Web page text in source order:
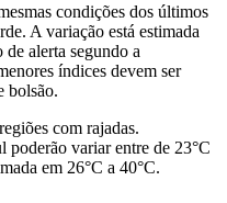
condições dos últimos
A variação está estimada
alerta segundo a
índices devem ser
bolsão.
com rajadas.
poderão variar entre de 23°C
em 26°C a 40°C.